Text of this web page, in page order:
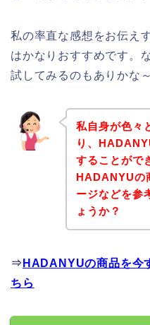
私の率直な感想をお伝え
はかなりおすすめです。
試してみるのもありかな
私自身が色々
り、
することがで
HADANYUの
ージなどを参
ょうか？
⇒ HADANYUの商品を今
ちら